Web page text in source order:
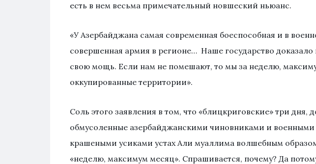
есть в нем весьма примечательный новшеский ньюанс.
«У Азербайджана самая современная боеспособная и в
совершенная армия в регионе… Наше государство
свою мощь. Если нам не помешают, то мы за неделю,
оккупированные территории».
Соль этого заявления в том, что «блицкриговские» три дня,
обмусоленные азербайджанскими чиновниками и военными
крашеными усиками устах Али муаллима волшебным
«неделю, максимум месяц». Спрашивается, почему? Да